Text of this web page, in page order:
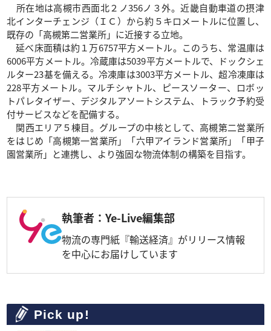
所在地は高槻市西面北２ノ356ノ３外。近畿自動車道の摂津
北インターチェンジ（ＩＣ）から約５キロメートルに位置し、
既存の「高槻第二営業所」に近接する立地。
延べ床面積は約１万6757平方メートル。このうち、常温庫は
6006平方メートル。冷蔵庫は5039平方メートルで、ドックシェ
ルター23基を備える。冷凍庫は3003平方メートル、超冷凍庫は
228平方メートル。マルチシャトル、ピースソーター、ロボッ
トパレタイザー、デジタルアソートシステム、トラック予約受
付サービスなどを配備する。
関西エリア５棟目。グループの中核として、高槻第二営業所
をはじめ「高槻第一営業所」「六甲アイランド営業所」「甲子
園営業所」と連携し、より強固な物流体制の構築を目指す。
執筆者：Ye-Live編集部
物流の専門紙『輸送経済』がリリース情報
を中心にお届けしています
Pick up!